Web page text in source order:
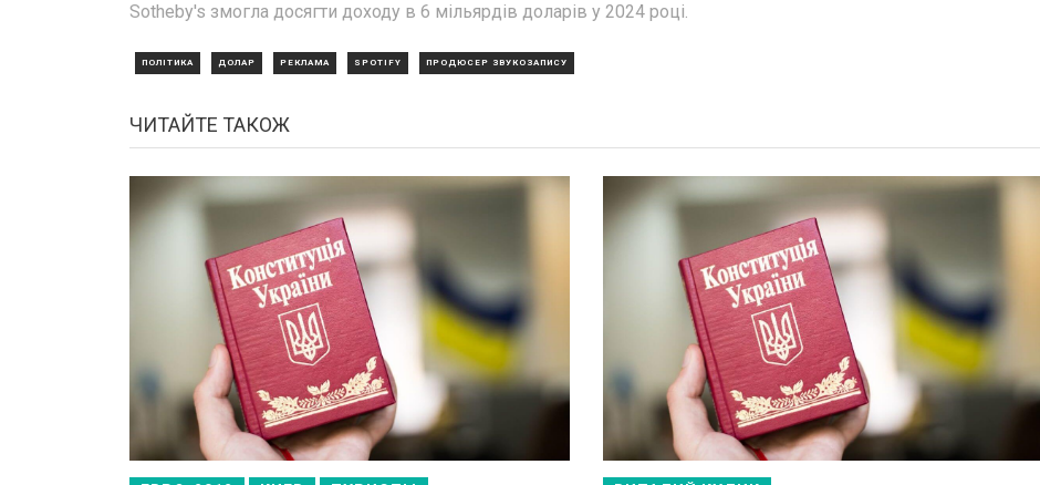
Sotheby's змогла досягти доходу в 6 мільярдів доларів у 2024 році.
ПОЛІТИКА ДОЛАР РЕКЛАМА SPOTIFY ПРОДЮСЕР ЗВУКОЗАПИСУ
ЧИТАЙТЕ ТАКОЖ